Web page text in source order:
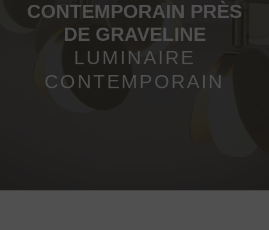
CONTEMPORAIN PRÈS
DE GRAVELINE
LUMINAIRE
CONTEMPORAIN